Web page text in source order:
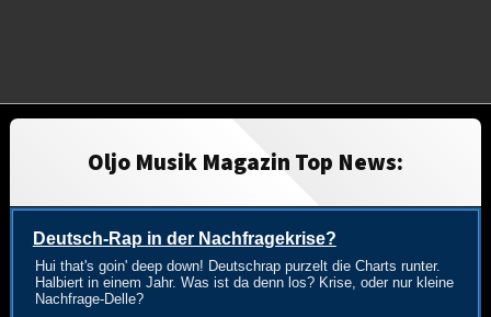
Oljo Musik Magazin Top News:
Deutsch-Rap in der Nachfragekrise?
Hui that's goin' deep down! Deutschrap purzelt die Charts runter.
Halbiert in einem Jahr. Was ist da denn los? Krise, oder nur kleine
Nachfrage-Delle?